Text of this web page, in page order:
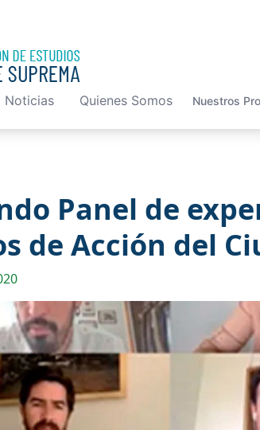
Noticias Quienes Somos Nuestros
Panel de
de Acción del